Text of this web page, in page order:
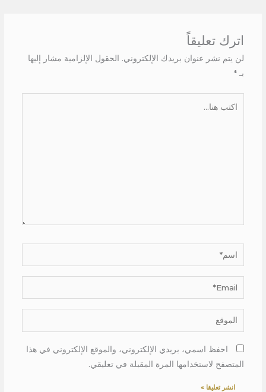
اترك تعليقاً
لن يتم نشر عنوان بريدك الإلكتروني. الحقول الإلزامية مشار إليها
بـ *
اسم*
Email*
الموقع
احفظ اسمي، بريدي الإلكتروني، والموقع الإلكتروني في هذا
المتصفح لاستخدامها المرة المقبلة في تعليقي.